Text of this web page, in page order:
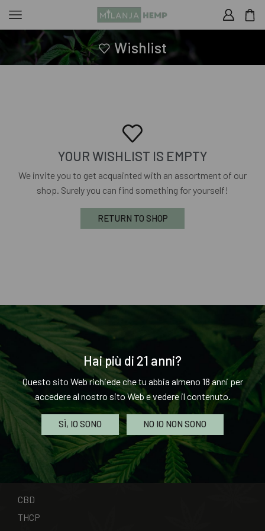
Hai più di 21 anni?
Questo sito Web richiede che tu abbia almeno 18 anni per
accedere al nostro sito Web e vedere il contenuto.
SÌ, IO SONO NO IO NON SONO
Wishlist
YOUR WISHLIST IS EMPTY
We invite you to get acquainted with an assortment of our
shop. Surely you can find something for yourself!
RETURN TO SHOP
INFORMAZIONE
Termini E Condizioni Di Vendita
Contattaci
Impronta
CATEGORIE
CBD
THCP